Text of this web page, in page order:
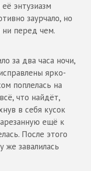
энтузиазм
заурчало, но
ни перед чем.
за два часа ночи,
ярко-
поплелась на
что найдёт,
в себя кусок
ещё к
После этого
же завалилась